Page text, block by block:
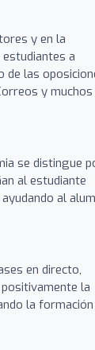
y en la
a
de las
y muchos
se distingue
al estudiante
al
en directo,
la
la formación